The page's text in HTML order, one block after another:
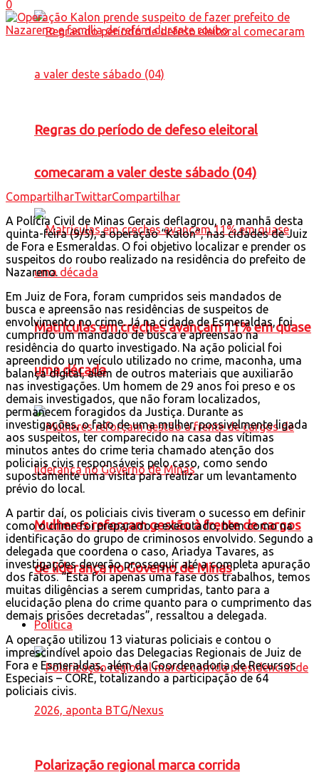
Regras do período de defeso eleitoral
comecaram a valer deste sábado (04)
Matrículas em creches avançam 11% em quase
uma década
Mulheres reforçam gestão à frente de cargos
de liderança no Governo de Minas
Política
Polarização regional marca corrida
0
CompartilharTwittarCompartilhar
A Polícia Civil de Minas Gerais deflagrou, na manhã desta
quinta-feira (9/5), a operação “Kalon”, nas cidades de Juiz
de Fora e Esmeraldas. O foi objetivo localizar e prender os
suspeitos do roubo realizado na residência do prefeito de
Nazareno.
Em Juiz de Fora, foram cumpridos seis mandados de
busca e apreensão nas residências de suspeitos de
envolvimento no crime. Já na cidade de Esmeraldas, foi
cumprido um mandado de busca e apreensão na
residência do quarto investigado. Na ação policial foi
apreendido um veículo utilizado no crime, maconha, uma
balança digital, além de outros materiais que auxiliarão
nas investigações. Um homem de 29 anos foi preso e os
demais investigados, que não foram localizados,
permanecem foragidos da Justiça. Durante as
investigações, o fato de uma mulher, possivelmente ligada
aos suspeitos, ter comparecido na casa das vítimas
minutos antes do crime teria chamado atenção dos
policiais civis responsáveis pelo caso, como sendo
supostamente uma visita para realizar um levantamento
prévio do local.
A partir daí, os policiais civis tiveram o sucesso em definir
como o crime foi preparado e executado, bem como na
identificação do grupo de criminosos envolvido. Segundo a
delegada que coordena o caso, Ariadya Tavares, as
investigações deverão prosseguir até a completa apuração
dos fatos. “Esta foi apenas uma fase dos trabalhos, temos
muitas diligências a serem cumpridas, tanto para a
elucidação plena do crime quanto para o cumprimento das
demais prisões decretadas”, ressaltou a delegada.
A operação utilizou 13 viaturas policiais e contou o
imprescindível apoio das Delegacias Regionais de Juiz de
Fora e Esmeraldas, além da Coordenadoria de Recursos
Especiais – CORE, totalizando a participação de 64
policiais civis.